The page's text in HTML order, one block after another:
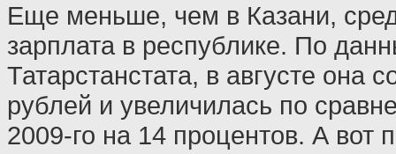
Еще меньше, чем в Казани,
зарплата в республике. По
Татарстанстата, в августе она
рублей и увеличилась по
2009-го на 14 процентов. А вот